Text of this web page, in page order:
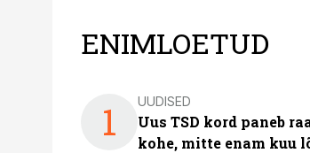
ENIMLOETUD
1 UUDISED
Uus TSD kord paneb
kohe, mitte enam kuu